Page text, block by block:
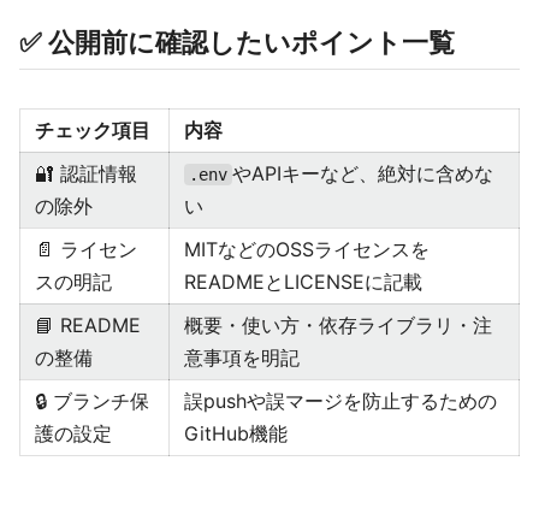
✅ 公開前に確認したいポイント一覧
チェック項目
内容
🔐 認証情報
の除外
.env やAPIキーなど、絶対に含めな
い
📄 ライセン
スの明記
MITなどのOSSライセンスを
READMEとLICENSEに記載
📘 README
の整備
概要・使い方・依存ライブラリ・注
意事項を明記
🔒 ブランチ保
護の設定
誤pushや誤マージを防止するための
GitHub機能